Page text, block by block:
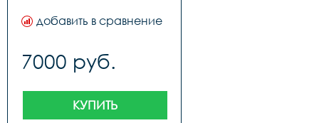
добавить в сравнение
7000 руб.
КУПИТЬ